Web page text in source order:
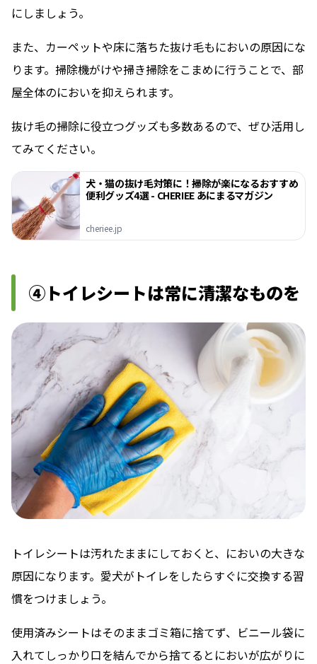
にしましょう。
また、カーペットや床に落ちた抜け毛もにおいの原因にな
ります。掃除機がけや掃き掃除をこまめに行うことで、部
屋全体のにおいを抑えられます。
抜け毛の掃除に役立つグッズも多数あるので、ぜひ活用し
てみてください。
犬・猫の抜け毛対策に！掃除が楽になるおすすめ
便利グッズ4選 - CHERIEE あにまるマガジン
cheriee.jp
④トイレシートは常に清潔なものを
トイレシートは汚れたままにしておくと、においの大きな
原因になります。愛犬がトイレをしたらすぐに交換する習
慣をつけましょう。
使用済みシートはそのままゴミ箱に捨てず、ビニール袋に
入れてしっかり口を結んでから捨てるとにおいが広がりに